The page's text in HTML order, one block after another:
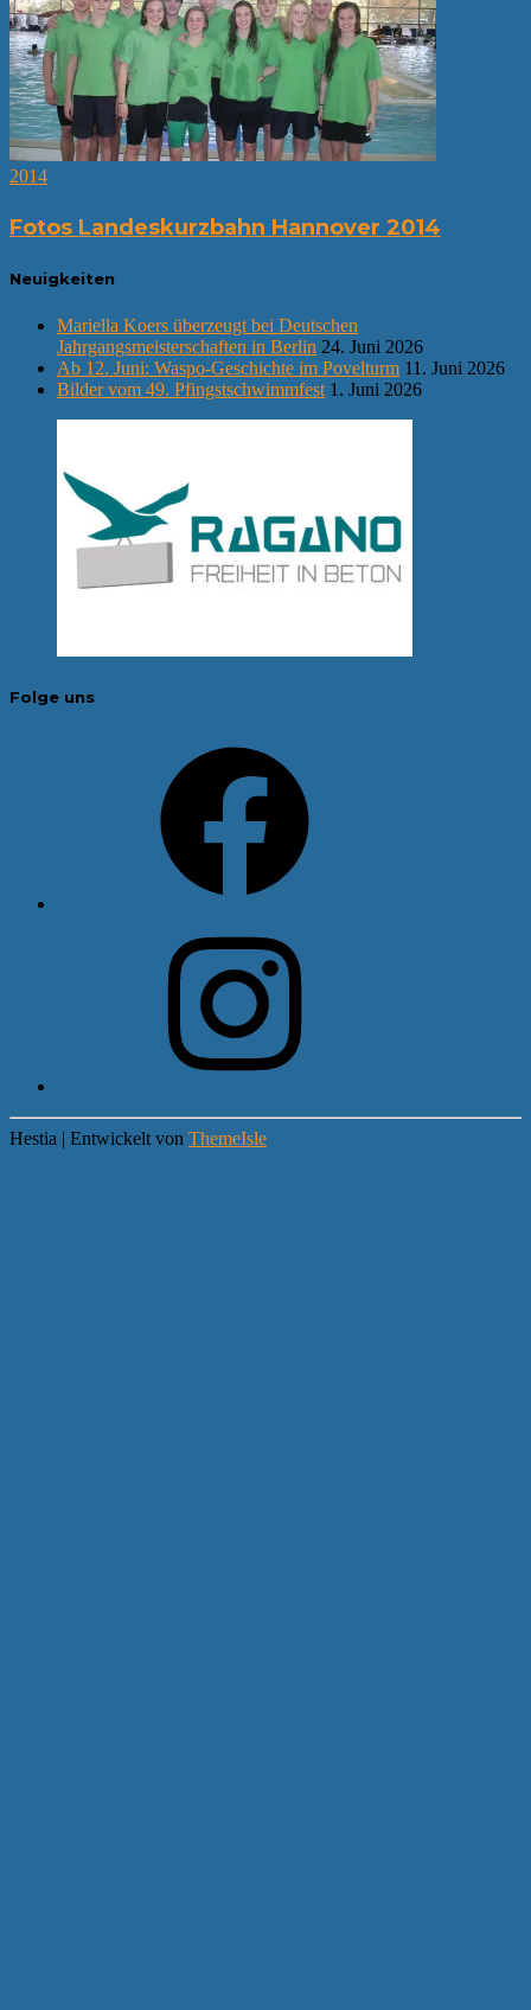
2014
Fotos Landeskurzbahn Hannover 2014
Neuigkeiten
Mariella Koers überzeugt bei Deutschen
Jahrgangsmeisterschaften in Berlin 24. Juni 2026
Ab 12. Juni: Waspo-Geschichte im Povelturm 11. Juni 2026
Bilder vom 49. Pfingstschwimmfest 1. Juni 2026
Folge uns
Hestia | Entwickelt von ThemeIsle